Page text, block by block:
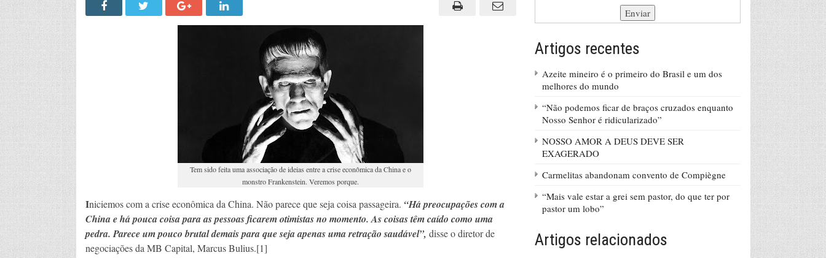
a
economia
chinesa
Tem sido feita uma associação de ideias entre a crise econômica da China e o
monstro Frankenstein. Veremos porque.
Iniciemos com a crise econômica da China. Não parece que seja coisa passageira. “Há preocupações com a
China e há pouca coisa para as pessoas ficarem otimistas no momento. As coisas têm caído como uma
pedra. Parece um pouco brutal demais para que seja apenas uma retração saudável”, disse o diretor de
negociações da MB Capital, Marcus Bulius.[1]
Artigos recentes
Azeite mineiro é o primeiro do Brasil e um dos
melhores do mundo
“Não podemos ficar de braços cruzados enquanto
Nosso Senhor é ridicularizado”
NOSSO AMOR A DEUS DEVE SER
EXAGERADO
Carmelitas abandonam convento de Compiègne
“Mais vale estar a grei sem pastor, do que ter por
pastor um lobo”
Artigos relacionados